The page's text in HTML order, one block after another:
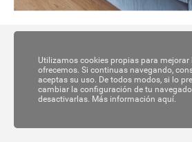
Utilizamos cookies propias para mejorar
ofrecemos. Si continuas navegando,
aceptas su uso. De todos modos, si lo
cambiar la configuración de tu
desactivarlas. Más información aquí.